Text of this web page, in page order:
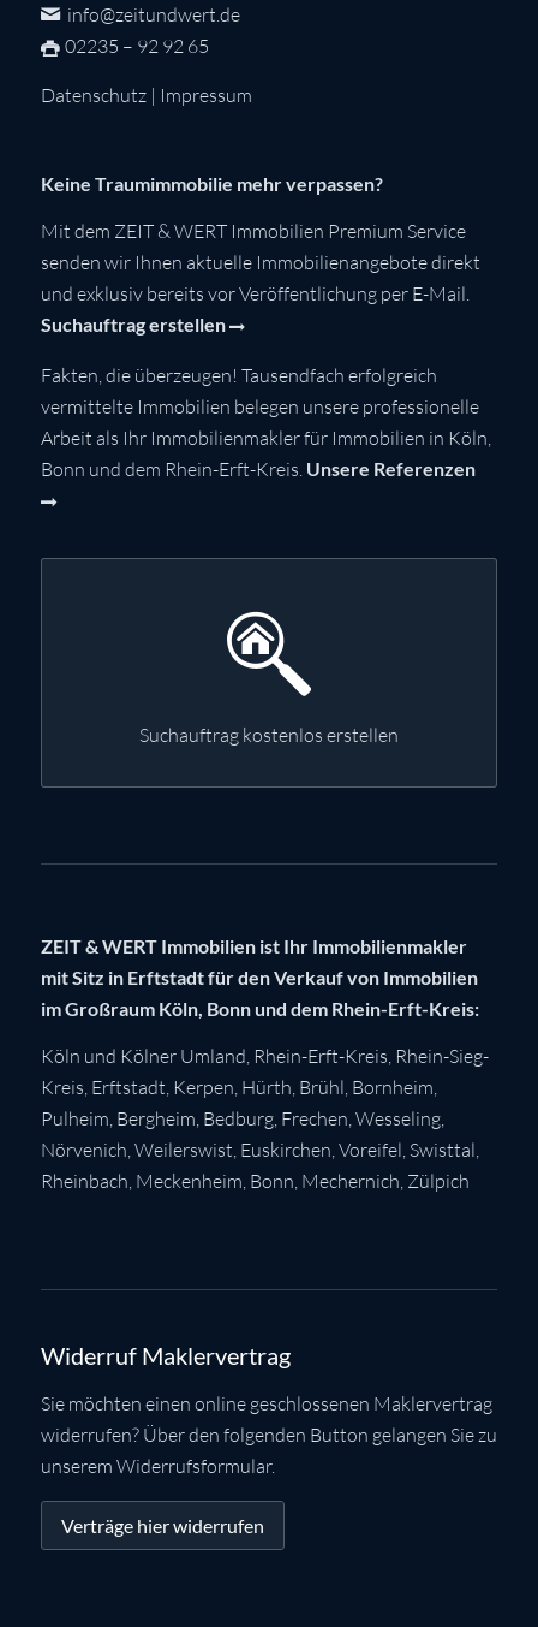
info@zeitundwert.de
02235 – 92 92 65
Datenschutz| Impressum
Keine Traumimmobilie mehr verpassen?
Mit dem ZEIT & WERT Immobilien Premium Service
senden wir Ihnen aktuelle Immobilienangebote direkt
und exklusiv bereits vor Veröffentlichung per E-Mail.
Suchauftrag erstellen
Fakten, die überzeugen! Tausendfach erfolgreich
vermittelte Immobilien belegen unsere professionelle
Arbeit als Ihr Immobilienmakler für Immobilien in Köln,
Bonn und dem Rhein-Erft-Kreis. Unsere Referenzen
Suchauftrag kostenlos erstellen
ZEIT & WERT Immobilien ist Ihr Immobilienmakler
mit Sitz in Erftstadt für den Verkauf von Immobilien
im Großraum Köln, Bonn und dem Rhein-Erft-Kreis:
Köln und Kölner Umland, Rhein-Erft-Kreis, Rhein-Sieg-
Kreis, Erftstadt, Kerpen, Hürth, Brühl, Bornheim,
Pulheim, Bergheim, Bedburg, Frechen,Wesseling,
Nörvenich,Weilerswist, Euskirchen, Voreifel, Swisttal,
Rheinbach, Meckenheim, Bonn, Mechernich, Zülpich
Widerruf Maklervertrag
Sie möchten einen online geschlossenen Maklervertrag
widerrufen? Über den folgenden Button gelangen Sie zu
unserem Widerrufsformular.
Verträge hier widerrufen